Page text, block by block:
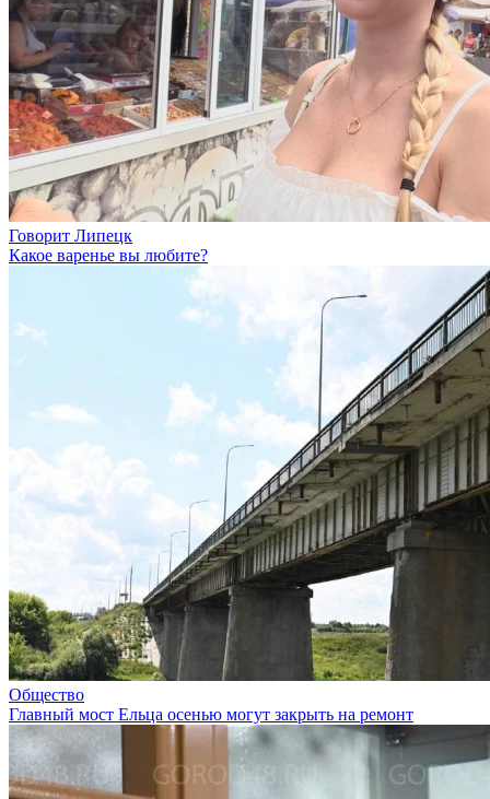
Говорит Липецк
Какое варенье вы любите?
Общество
Главный мост Ельца осенью могут закрыть на ремонт